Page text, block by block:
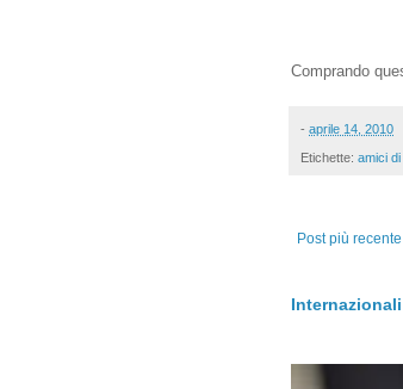
Comprando
- aprile 14, 2010
Etichette: amici
Post più recente